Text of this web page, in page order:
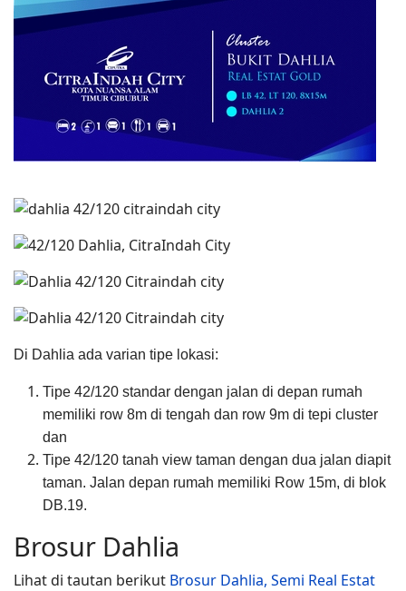
Di Dahlia ada varian tipe lokasi:
Tipe 42/120 standar dengan jalan di depan rumah
memiliki row 8m di tengah dan row 9m di tepi cluster
dan
Tipe 42/120 tanah view taman dengan dua jalan diapit
taman. Jalan depan rumah memiliki Row 15m, di blok
DB.19.
Brosur Dahlia
Lihat di tautan berikut Brosur Dahlia, Semi Real Estat